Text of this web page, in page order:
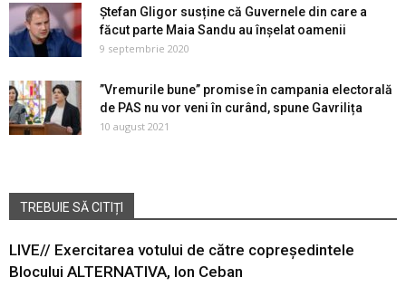
Ștefan Gligor susține că Guvernele din care a
făcut parte Maia Sandu au înșelat oamenii
9 septembrie 2020
”Vremurile bune” promise în campania electorală
de PAS nu vor veni în curând, spune Gavrilița
10 august 2021
TREBUIE SĂ CITIȚI
LIVE// Exercitarea votului de către copreședintele
Blocului ALTERNATIVA, Ion Ceban